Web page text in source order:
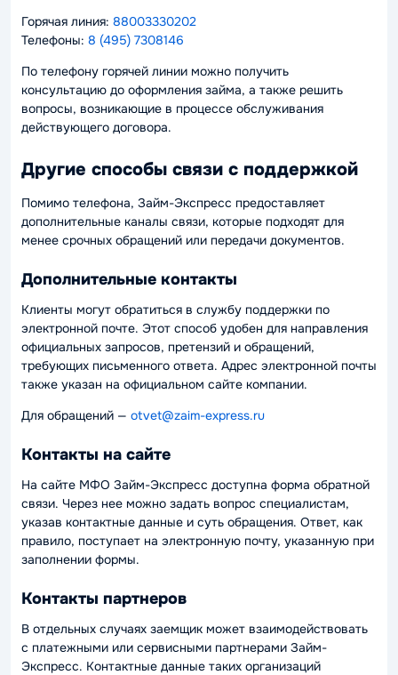
Горячая линия: 88003330202
Телефоны: 8 (495) 7308146
По телефону горячей линии можно получить
консультацию до оформления займа, а также решить
вопросы, возникающие в процессе обслуживания
действующего договора.
Другие способы связи с поддержкой
Помимо телефона, Займ-Экспресс предоставляет
дополнительные каналы связи, которые подходят для
менее срочных обращений или передачи документов.
Дополнительные контакты
Клиенты могут обратиться в службу поддержки по
электронной почте. Этот способ удобен для направления
официальных запросов, претензий и обращений,
требующих письменного ответа. Адрес электронной почты
также указан на официальном сайте компании.
Для обращений — otvet@zaim-express.ru
Контакты на сайте
На сайте МФО Займ-Экспресс доступна форма обратной
связи. Через нее можно задать вопрос специалистам,
указав контактные данные и суть обращения. Ответ, как
правило, поступает на электронную почту, указанную при
заполнении формы.
Контакты партнеров
В отдельных случаях заемщик может взаимодействовать
с платежными или сервисными партнерами Займ-
Экспресс. Контактные данные таких организаций